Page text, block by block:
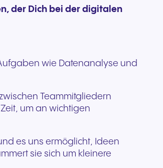
der Dich bei der digitalen
wie Datenanalyse und
Teammitgliedern
um an wichtigen
es uns ermöglicht, Ideen
sie sich um kleinere